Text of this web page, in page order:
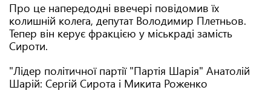
Про це напередодні ввечері повідомив їх
колишній колега, депутат Володимир Плетньов.
Тепер він керує фракцією у міськраді замість
Сироти.
"Лідер політичної партії "Партія Шарія" Анатолій
Шарій: Сергій Сирота і Микита Роженко